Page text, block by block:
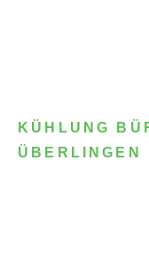
KÜHLUNG
ÜBERLINGEN